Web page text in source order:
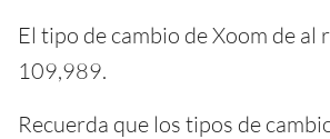
El tipo de cambio de Xoom de al
109,989.
Recuerda que los tipos de